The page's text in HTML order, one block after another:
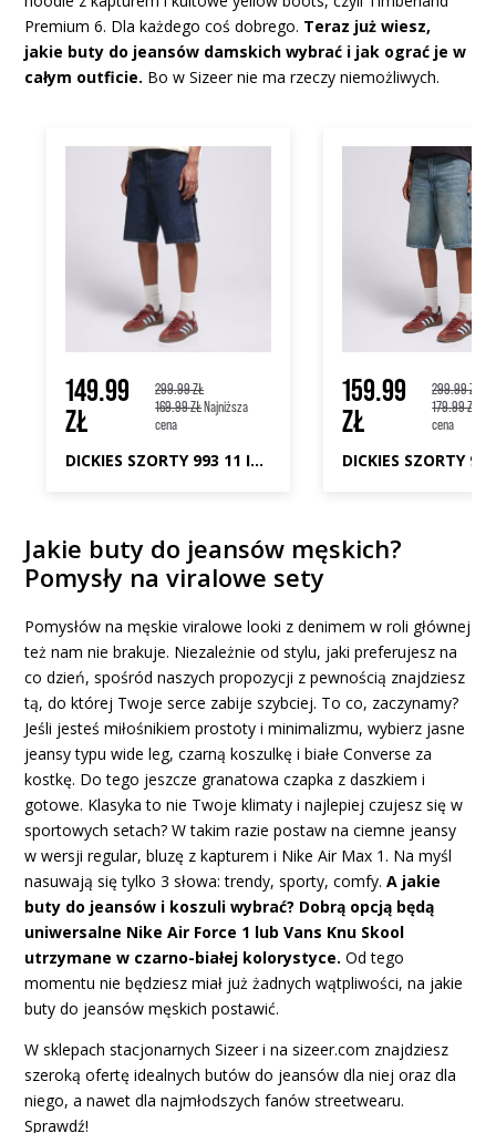
Premium 6. Dla każdego coś dobrego. Teraz już wiesz,
jakie buty do jeansów damskich wybrać i jak ograć je w
całym outficie. Bo w Sizeer nie ma rzeczy niemożliwych.
149.99
ZŁ
299.99 ZŁ
169.99 ZŁNajniższa
cena
DICKIES SZORTY 993 11 INCH CARPENTER SHORT JEANS
159.99
ZŁ
299.99 ZŁ
179.99 ZŁ
cena
Jakie buty do jeansów męskich?
Pomysły na viralowe sety
Pomysłów na męskie viralowe looki z denimem w roli głównej
też nam nie brakuje. Niezależnie od stylu, jaki preferujesz na
co dzień, spośród naszych propozycji z pewnością znajdziesz
tą, do której Twoje serce zabije szybciej. To co, zaczynamy?
Jeśli jesteś miłośnikiem prostoty i minimalizmu, wybierz jasne
jeansy typu wide leg, czarną koszulkę i białe Converse za
kostkę. Do tego jeszcze granatowa czapka z daszkiem i
gotowe. Klasyka to nie Twoje klimaty i najlepiej czujesz się w
sportowych setach? W takim razie postaw na ciemne jeansy
w wersji regular, bluzę z kapturem i Nike Air Max 1. Na myśl
nasuwają się tylko 3 słowa: trendy, sporty, comfy. A jakie
buty do jeansów i koszuli wybrać? Dobrą opcją będą
uniwersalne Nike Air Force 1 lub Vans Knu Skool
utrzymane w czarno-białej kolorystyce. Od tego
momentu nie będziesz miał już żadnych wątpliwości, na jakie
buty do jeansów męskich postawić.
W sklepach stacjonarnych Sizeer i na sizeer.com znajdziesz
szeroką ofertę idealnych butów do jeansów dla niej oraz dla
niego, a nawet dla najmłodszych fanów streetwearu.
Sprawdź!